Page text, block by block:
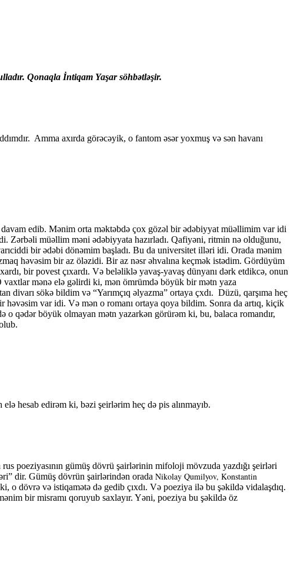
Qonaqla İntiqam Yaşar söhbətləşir.
Amma axırda görəcəyik, o fantom əsər yoxmuş və sən havanı
edib. Mənim orta məktəbdə çox gözəl bir ədəbiyyat müəllimim var idi
Zərbəli müəllim məni ədəbiyyata hazırladı. Qafiyəni, ritmin nə olduğunu,
bir ədəbi dönəmim başladı. Bu da universitet illəri idi. Orada mənim
həvəsim bir az öləzidi. Bir az nəsr əhvalına keçmək istədim. Gördüyüm
bir povest çıxardı. Və beləliklə yavaş-yavaş dünyanı dərk etdikcə, onun
vaxtlar mənə elə gəlirdi ki, mən ömrümdə böyük bir mətn yaza
divarı sökə bildim və “Yarımçıq əlyazma” ortaya çxdı. Düzü, qarşıma heç
həvəsim var idi. Və mən o romanı ortaya qoya bildim. Sonra da artıq, kiçik
o qədər böyük olmayan mətn yazarkən görürəm ki, bu, balaca romandır,
hesab edirəm ki, bəzi şeirlərim heç də pis alınmayıb.
poeziyasının gümüş dövrü şairlərinin mifoloji mövzuda yazdığı şeirləri
dir. Gümüş dövrün şairlərindən orada Nikolay Qumilyov, Konstantin
dövrə və istiqamətə də gedib çıxdı. Və poeziya ilə bu şəkildə vidalaşdıq.
bir misramı qoruyub saxlayır. Yəni, poeziya bu şəkildə öz